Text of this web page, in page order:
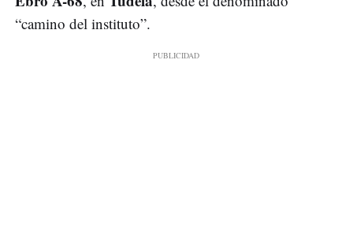
“camino del instituto”.